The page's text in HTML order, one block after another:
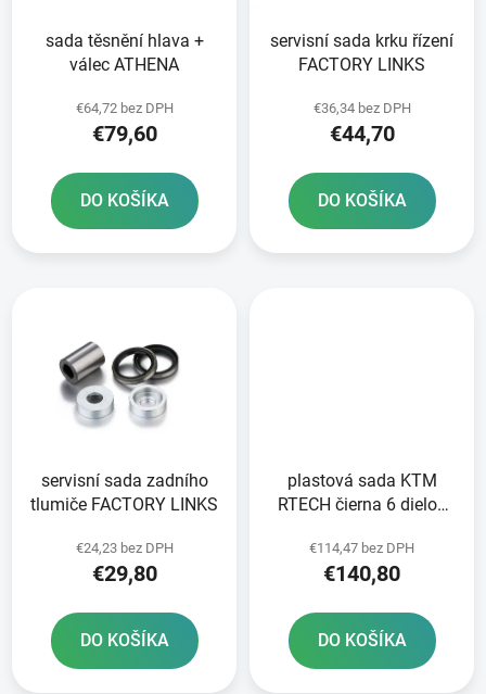
sada těsnění hlava +
válec ATHENA
€64,72 bez DPH
€79,60
DO KOŠÍKA
servisní sada krku řízení
FACTORY LINKS
€36,34 bez DPH
€44,70
DO KOŠÍKA
servisní sada zadního
tlumiče FACTORY LINKS
€24,23 bez DPH
€29,80
DO KOŠÍKA
plastová sada KTM
RTECH čierna 6 dielov
vzduchového filtra
€114,47 bez DPH
€140,80
DO KOŠÍKA